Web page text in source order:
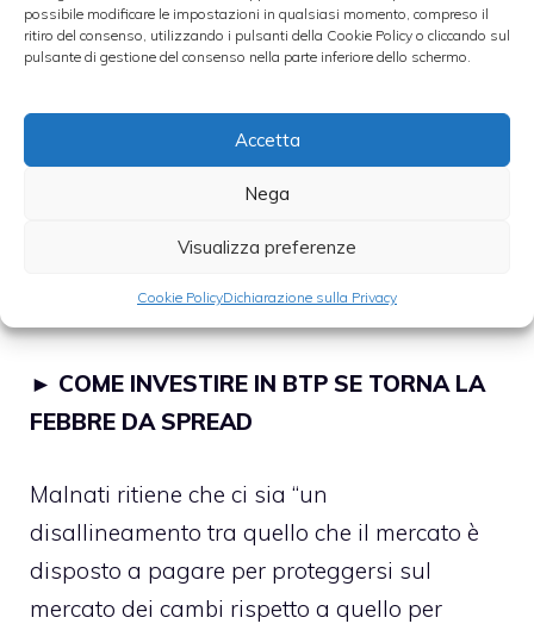
possibile modificare le impostazioni in qualsiasi momento, compreso il
ritiro del consenso, utilizzando i pulsanti della Cookie Policy o cliccando sul
pulsante di gestione del consenso nella parte inferiore dello schermo.
Accetta
Nega
Visualizza preferenze
Cookie PolicyDichiarazione sulla Privacy
termometro significativo, anche perchéil
forex non può essere manipolato
situazione attuale sia molto interessante per
CVix. A Wall Street il Dow Jones è sui
massimi di sempre con un Vix ai minimi dal
costante crescita.
► COME INVESTIRE IN BTP SE TORNA LA
FEBBRE DA SPREAD
Malnati ritiene che ci sia “un
disallineamento tra quello che il mercato è
disposto a pagare per proteggersi sul
mercato dei cambi rispetto a quello per